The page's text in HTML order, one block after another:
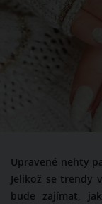
Upravené nehty
Jelikož se trendy
bude zajímat,